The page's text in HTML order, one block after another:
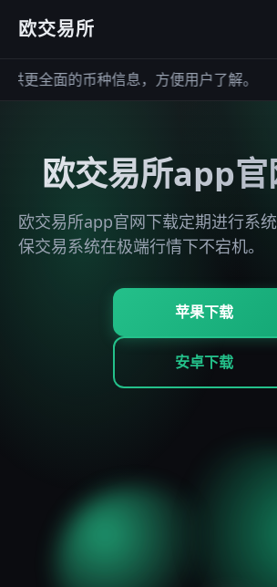
欧交易所
全面的币种信息，方便用户了解。
欧交易所app官
欧交易所app官网下载定期进行系
保交易系统在极端行情下不宕机。
苹果下载
安卓下载